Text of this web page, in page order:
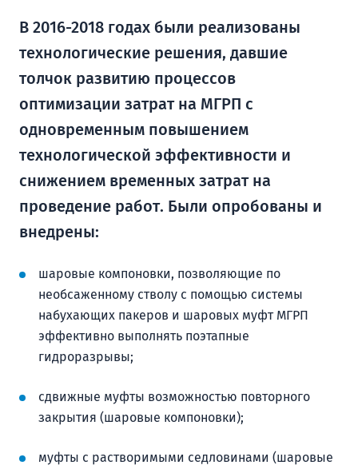
В 2016-2018 годах были реализованы
технологические решения, давшие
толчок развитию процессов
оптимизации затрат на МГРП с
одновременным повышением
технологической эффективности и
снижением временных затрат на
проведение работ. Были опробованы и
внедрены:
шаровые компоновки, позволяющие по
необсаженному стволу с помощью системы
набухающих пакеров и шаровых муфт МГРП
эффективно выполнять поэтапные
гидроразрывы;
сдвижные муфты возможностью повторного
закрытия (шаровые компоновки);
муфты с растворимыми седловинами (шаровые